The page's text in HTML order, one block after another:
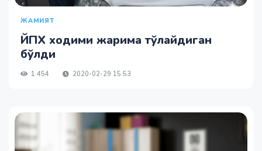
ЖАМИЯТ
ЙПХ ходими жарима тўлайдиган
бўлди
1 454 2020-02-29 15:53